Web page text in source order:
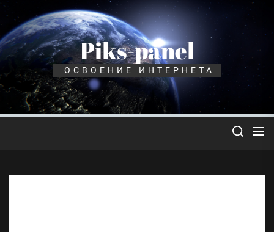
Перейти
содержимому
Piks-panel
ОСВОЕНИЕ ИНТЕРНЕТА